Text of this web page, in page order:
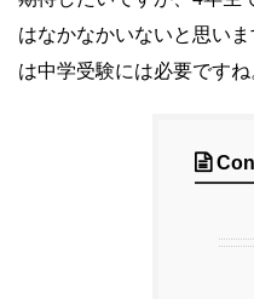
はなかなかいないと思い
は中学受験には必要ですね